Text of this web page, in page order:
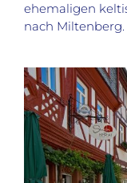
ehemaligen
nach Miltenberg.